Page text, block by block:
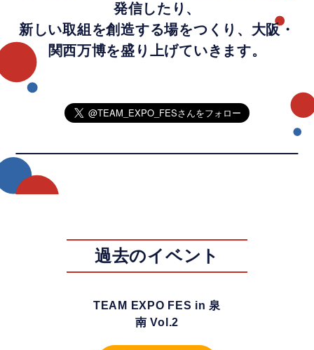
発信したり、
新しい取組を創造する場をつくり、大阪・
関西万博を盛り上げていきます。
過去のイベント
TEAM EXPO FES in 泉
南 Vol.2